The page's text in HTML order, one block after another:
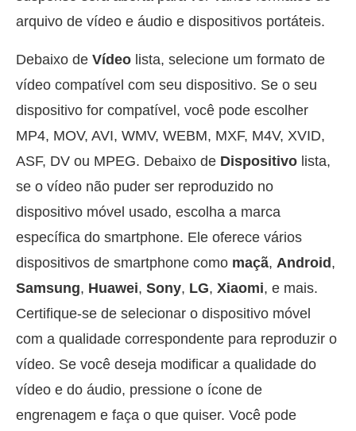
arquivo de vídeo e áudio e dispositivos portáteis.
Debaixo de Vídeo lista, selecione um formato de
vídeo compatível com seu dispositivo. Se o seu
dispositivo for compatível, você pode escolher
MP4, MOV, AVI, WMV, WEBM, MXF, M4V, XVID,
ASF, DV ou MPEG. Debaixo de Dispositivo lista,
se o vídeo não puder ser reproduzido no
dispositivo móvel usado, escolha a marca
específica do smartphone. Ele oferece vários
dispositivos de smartphone como maçã, Android,
Samsung, Huawei, Sony, LG, Xiaomi, e mais.
Certifique-se de selecionar o dispositivo móvel
com a qualidade correspondente para reproduzir o
vídeo. Se você deseja modificar a qualidade do
vídeo e do áudio, pressione o ícone de
engrenagem e faça o que quiser. Você pode